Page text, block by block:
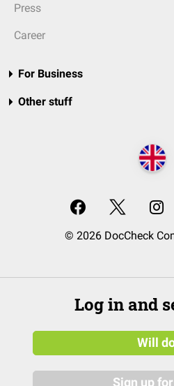
Press
Career
For Business
Other stuff
© 2026 DocCheck
Log in and
Will
Sign up